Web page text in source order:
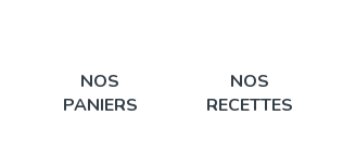
NOS
PANIERS
NOS
RECETTES